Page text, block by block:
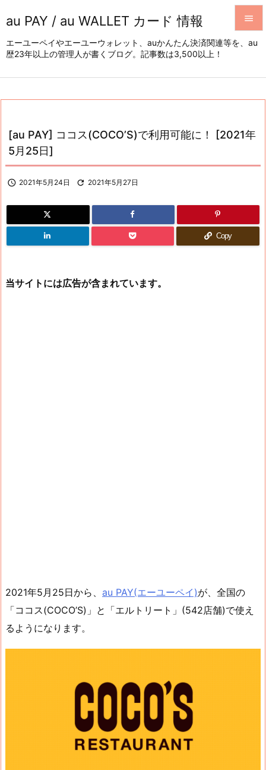
au PAY / au WALLET カード 情報
エーユーペイやエーユーウォレット、auかんたん決済関連等を、au
歴23年以上の管理人が書くブログ。記事数は3,500以上！





[au PAY] ココス(COCO’S)で利用可能に！ [2021年
5月25日]
 2021年5月24日  2021年5月27日
Copy
当サイトには広告が含まれています。
2021年5月25日から、 au PAY(エーユーペイ)が、全国の
「ココス(COCO’S)」と「エルトリート」(542店舗)で使え
るようになります。